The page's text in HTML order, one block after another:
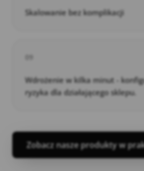
Skalowanie bez komplikacji
Wdrożenie w kilka minut -
ryzyka dla działającego sklepu.
Zobacz nasze produkty w